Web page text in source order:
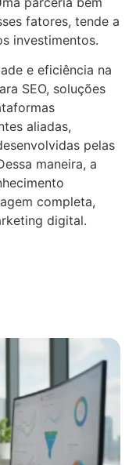
fatores, tende a
investimentos.
e eficiência na
SEO, soluções
aliadas,
pelas
maneira, a
completa,
digital.